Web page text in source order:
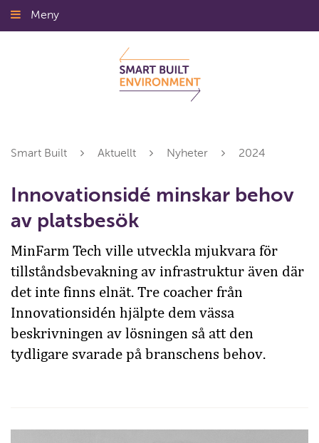
Gå
till
Meny
Smart Built Aktuellt Nyheter 2024
Innovationsidé minskar behov
av platsbesök
MinFarm Tech ville utveckla mjukvara för
tillståndsbevakning av infrastruktur även där
det inte finns elnät. Tre coacher från
Innovationsidén hjälpte dem vässa
beskrivningen av lösningen så att den
tydligare svarade på branschens behov.